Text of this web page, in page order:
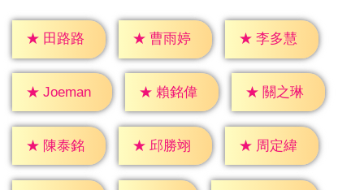
★ 田路路 ★ 曹雨婷 ★ 李多慧
★ Joeman ★ 賴銘偉 ★ 關之琳
★ 陳泰銘 ★ 邱勝翊 ★ 周定緯